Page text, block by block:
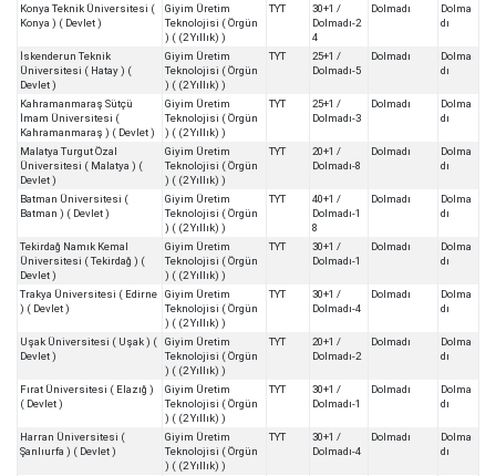
Konya Teknik Üniversitesi (
Konya ) ( Devlet )
Giyim Üretim
Teknolojisi ( Örgün
) ( (2 Yıllık) )
TYT
30+1 /
Dolmadı-2
4
Dolmadı
Dolma
dı
İskenderun Teknik
Üniversitesi ( Hatay ) (
Devlet )
Giyim Üretim
Teknolojisi ( Örgün
) ( (2 Yıllık) )
TYT
25+1 /
Dolmadı-5
Dolmadı
Dolma
dı
Kahramanmaraş Sütçü
İmam Üniversitesi (
Kahramanmaraş ) ( Devlet )
Giyim Üretim
Teknolojisi ( Örgün
) ( (2 Yıllık) )
TYT
25+1 /
Dolmadı-3
Dolmadı
Dolma
dı
Malatya Turgut Özal
Üniversitesi ( Malatya ) (
Devlet )
Giyim Üretim
Teknolojisi ( Örgün
) ( (2 Yıllık) )
TYT
20+1 /
Dolmadı-8
Dolmadı
Dolma
dı
Batman Üniversitesi (
Batman ) ( Devlet )
Giyim Üretim
Teknolojisi ( Örgün
) ( (2 Yıllık) )
TYT
40+1 /
Dolmadı-1
8
Dolmadı
Dolma
dı
Tekirdağ Namık Kemal
Üniversitesi ( Tekirdağ ) (
Devlet )
Giyim Üretim
Teknolojisi ( Örgün
) ( (2 Yıllık) )
TYT
30+1 /
Dolmadı-1
Dolmadı
Dolma
dı
Trakya Üniversitesi ( Edirne
) ( Devlet )
Giyim Üretim
Teknolojisi ( Örgün
) ( (2 Yıllık) )
TYT
30+1 /
Dolmadı-4
Dolmadı
Dolma
dı
Uşak Üniversitesi ( Uşak ) (
Devlet )
Giyim Üretim
Teknolojisi ( Örgün
) ( (2 Yıllık) )
TYT
20+1 /
Dolmadı-2
Dolmadı
Dolma
dı
Fırat Üniversitesi ( Elazığ )
( Devlet )
Giyim Üretim
Teknolojisi ( Örgün
) ( (2 Yıllık) )
TYT
30+1 /
Dolmadı-1
Dolmadı
Dolma
dı
Harran Üniversitesi (
Şanlıurfa ) ( Devlet )
Giyim Üretim
Teknolojisi ( Örgün
) ( (2 Yıllık) )
TYT
30+1 /
Dolmadı-4
Dolmadı
Dolma
dı